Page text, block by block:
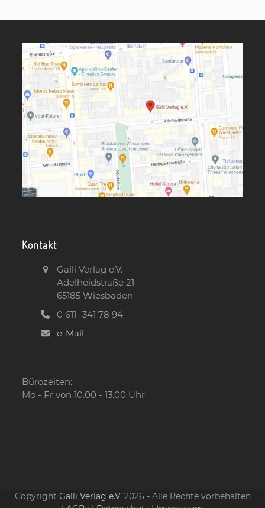
Kontakt
Galli Verlag e.V.
Adelheidstraße 21
65185 Wiesbaden
0 611- 341 78 94
e-Mail
Bürozeiten:
Mo - Fr von 10.00 - 13.00 Uhr
Copyright Galli Verlag e.V. 2026 - Alle Rechte vorbehalten